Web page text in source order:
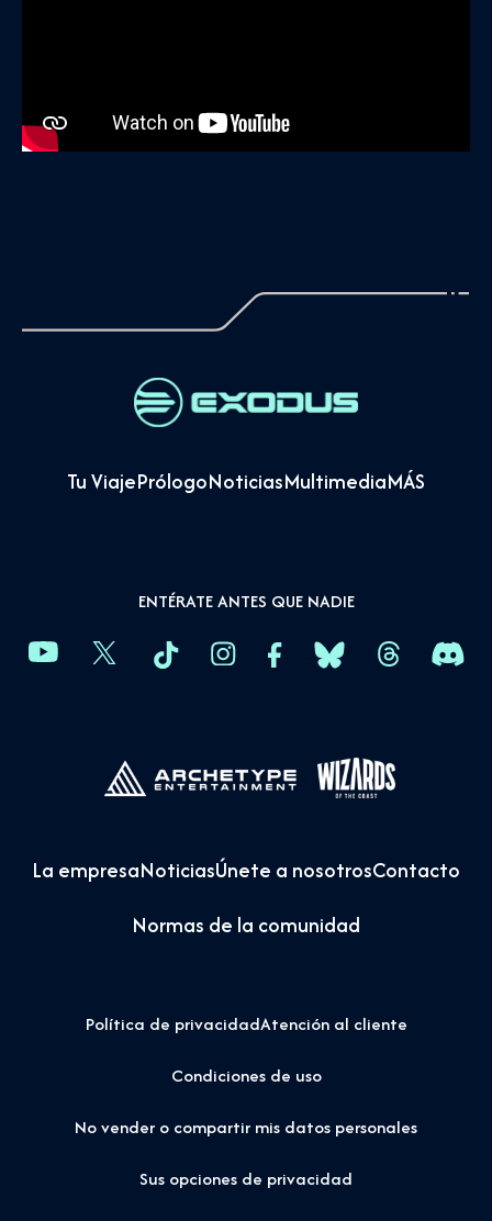
Tu ViajePrólogoNoticiasMultimediaMÁS
ENTÉRATE ANTES QUE NADIE
La empresaNoticiasÚnete a nosotrosContacto
Normas de la comunidad
Política de privacidadAtención al cliente
Condiciones de uso
No vender o compartir mis datos personales
Sus opciones de privacidad